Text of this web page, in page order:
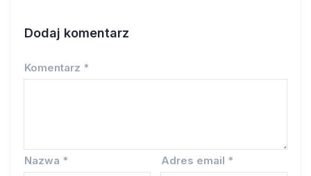
Dodaj komentarz
Komentarz *
Nazwa * Adres email *